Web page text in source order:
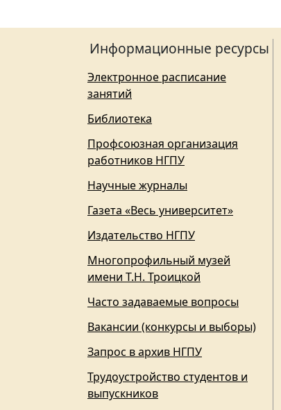
Информационные ресурсы
Электронное расписание
занятий
Библиотека
Профсоюзная организация
работников НГПУ
Научные журналы
Газета «Весь университет»
Издательство НГПУ
Многопрофильный музей
имени Т.Н. Троицкой
Часто задаваемые вопросы
Вакансии (конкурсы и выборы)
Запрос в архив НГПУ
Трудоустройство студентов и
выпускников